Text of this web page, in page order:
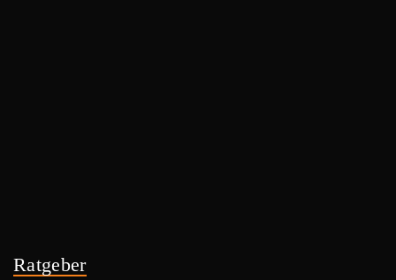
Ratgeber